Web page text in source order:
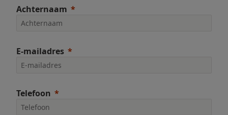
Achternaam
E-mailadres
Telefoon